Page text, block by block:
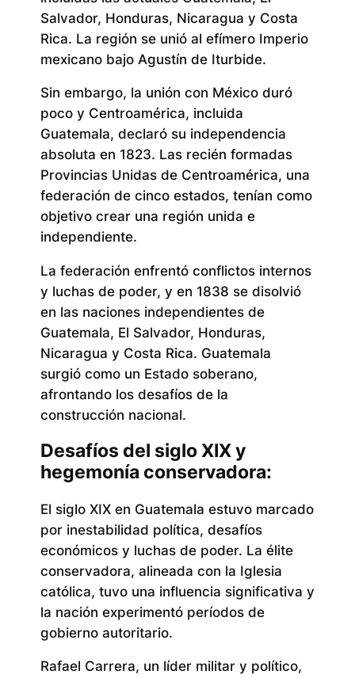
Salvador, Honduras, Nicaragua y Costa
Rica. La región se unió al efímero Imperio
mexicano bajo Agustín de Iturbide.
Sin embargo, la unión con México duró
poco y Centroamérica, incluida
Guatemala, declaró su independencia
absoluta en 1823. Las recién formadas
Provincias Unidas de Centroamérica, una
federación de cinco estados, tenían como
objetivo crear una región unida e
independiente.
La federación enfrentó conflictos internos
y luchas de poder, y en 1838 se disolvió
en las naciones independientes de
Guatemala, El Salvador, Honduras,
Nicaragua y Costa Rica. Guatemala
surgió como un Estado soberano,
afrontando los desafíos de la
construcción nacional.
Desafíos del siglo XIX y
hegemonía conservadora:
El siglo XIX en Guatemala estuvo marcado
por inestabilidad política, desafíos
económicos y luchas de poder. La élite
conservadora, alineada con la Iglesia
católica, tuvo una influencia significativa y
la nación experimentó períodos de
gobierno autoritario.
Rafael Carrera, un líder militar y político,